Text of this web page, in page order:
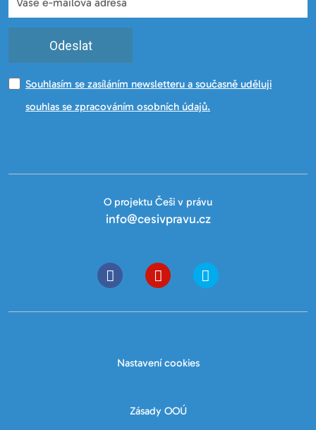
Odeslat
Souhlasím se zasíláním newsletteru a současně uděluji
souhlas se zpracováním osobních údajů.
O projektu Češi v právu
info@cesivpravu.cz
Nastavení cookies
Zásady OOÚ